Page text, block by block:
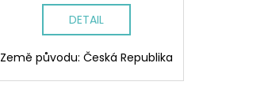
DETAIL
Země původu: Česká Republika